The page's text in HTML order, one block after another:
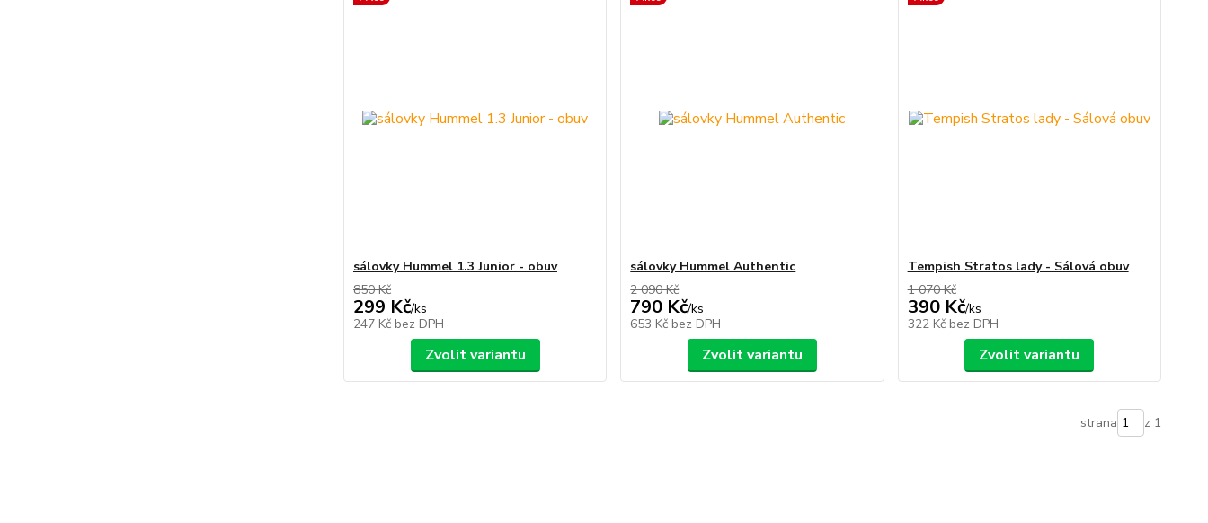
sálovky Hummel 1.3 Junior - obuv
850 Kč
299 Kč/ks
247 Kč bez DPH
Zvolit variantu
sálovky Hummel Authentic
2 090 Kč
790 Kč/ks
653 Kč bez DPH
Zvolit variantu
Tempish Stratos lady - Sálová obuv
1 070 Kč
390 Kč/ks
322 Kč bez DPH
Zvolit variantu
strana z 1